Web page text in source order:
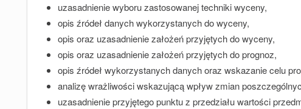
uzasadnienie wyboru zastosowanej techniki wyceny,
opis źródeł danych wykorzystanych do wyceny,
opis oraz uzasadnienie założeń przyjętych do wyceny,
opis oraz uzasadnienie założeń przyjętych do prognoz,
opis źródeł wykorzystanych danych oraz wskazanie celu
analizę wrażliwości wskazującą wpływ zmian
uzasadnienie przyjętego punktu z przedziału wartości